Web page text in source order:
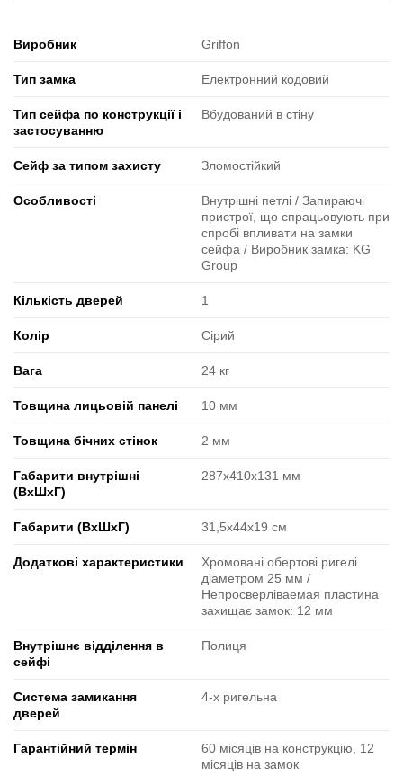
Виробник Griffon
Тип замка Електронний кодовий
Тип сейфа по конструкції і
застосуванню
Вбудований в стіну
Сейф за типом захисту Зломостійкий
Особливості
Внутрішні петлі / Запираючі
пристрої, що спрацьовують при
спробі впливати на замки
сейфа / Виробник замка: KG
Group
Кількість дверей 1
Колір Сірий
Вага 24 кг
Товщина лицьовій панелі 10 мм
Товщина бічних стінок 2 мм
Габарити внутрішні
(ВxШxГ)
287х410х131 мм
Габарити (ВxШxГ) 31,5х44х19 см
Додаткові характеристики
Хромовані обертові ригелі
діаметром 25 мм /
Непросверліваемая пластина
захищає замок: 12 мм
Внутрішнє відділення в
сейфі
Полиця
Система замикання
дверей
4-х ригельна
Гарантійний термін
60 місяців на конструкцію, 12
місяців на замок